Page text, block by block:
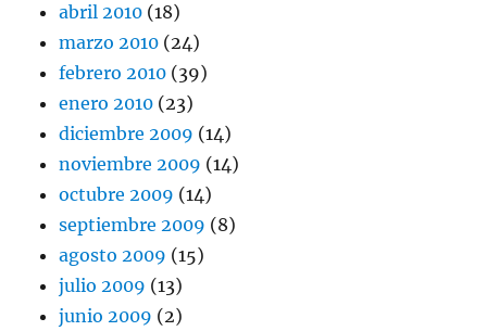
abril 2010 (18)
marzo 2010 (24)
febrero 2010 (39)
enero 2010 (23)
diciembre 2009 (14)
noviembre 2009 (14)
octubre 2009 (14)
septiembre 2009 (8)
agosto 2009 (15)
julio 2009 (13)
junio 2009 (2)